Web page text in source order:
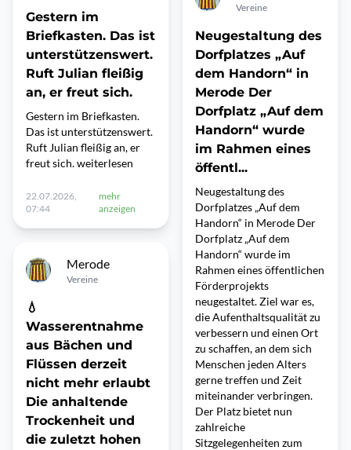
Gestern im
Briefkasten. Das ist
unterstützenswert.
Ruft Julian fleißig
an, er freut sich.
Gestern im Briefkasten.
Das ist unterstützenswert.
Ruft Julian fleißig an, er
freut sich. weiterlesen
22.07.2026,
07:44
mehr
anzeigen
Merode
Vereine
💧
Wasserentnahme
aus Bächen und
Flüssen derzeit
nicht mehr erlaubt
Die anhaltende
Trockenheit und
die zuletzt hohen
Vereine
Neugestaltung des
Dorfplatzes „Auf
dem Handorn“ in
Merode Der
Dorfplatz „Auf dem
Handorn“ wurde
im Rahmen eines
öffentl...
Neugestaltung des
Dorfplatzes „Auf dem
Handorn“ in Merode Der
Dorfplatz „Auf dem
Handorn“ wurde im
Rahmen eines öffentlichen
Förderprojekts
neugestaltet. Ziel war es,
die Aufenthaltsqualität zu
verbessern und einen Ort
zu schaffen, an dem sich
Menschen jeden Alters
gerne treffen und Zeit
miteinander verbringen.
Der Platz bietet nun
zahlreiche
Sitzgelegenheiten zum